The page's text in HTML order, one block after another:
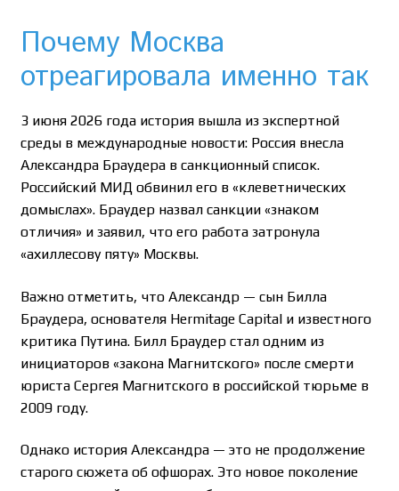
Почему Москва
отреагировала именно так
3 июня 2026 года история вышла из экспертной
среды в международные новости: Россия внесла
Александра Браудера в санкционный список.
Российский МИД обвинил его в «клеветнических
домыслах». Браудер назвал санкции «знаком
отличия» и заявил, что его работа затронула
«ахиллесову пяту» Москвы.
Важно отметить, что Александр — сын Билла
Браудера, основателя Hermitage Capital и известного
критика Путина. Билл Браудер стал одним из
инициаторов «закона Магнитского» после смерти
юриста Сергея Магнитского в российской тюрьме в
2009 году.
Однако история Александра — это не продолжение
старого сюжета об офшорах. Это новое поколение